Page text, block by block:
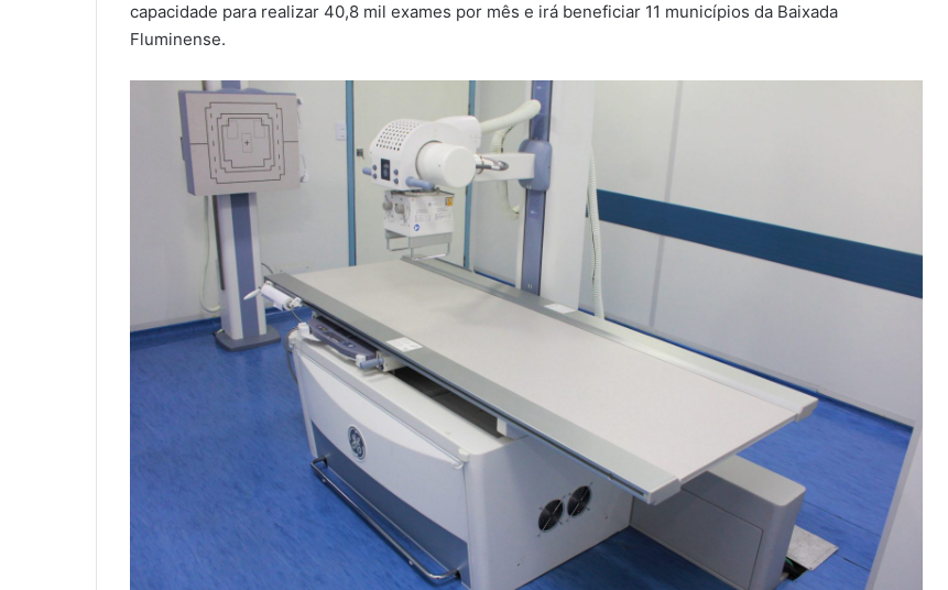
l
capacidade para realizar 40,8 mil exames por mês e irá beneficiar 11 municípios da Baixada
Fluminense.